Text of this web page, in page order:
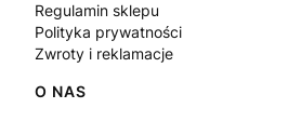
Regulamin sklepu
Polityka prywatności
Zwroty i reklamacje
O NAS